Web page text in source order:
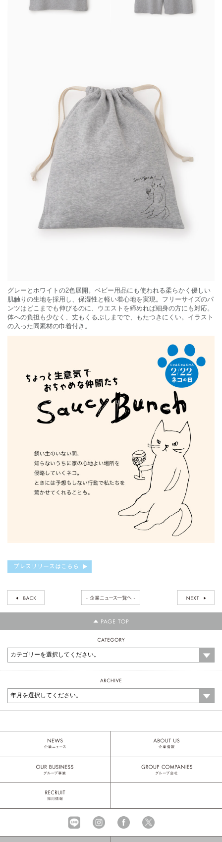
グレーとホワイトの2色展開。ベビー用品にも使われる柔らかく優しい
肌触りの生地を採用し、保湿性と軽い着心地を実現。フリーサイズのパ
ンツはどこまでも伸びるのに、ウエストを締めれば細身の方にも対応。
体への負担も少なく、丈もくるぶしまでで、もたつきにくい。イラスト
の入った同素材の巾着付き。